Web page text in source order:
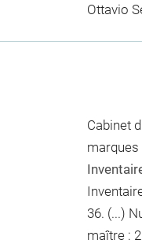
Ottavio
Cabinet
marques
36. (...)
maître :